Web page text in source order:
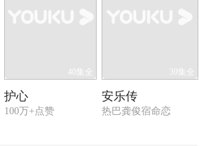
40集全
护心
100万+点赞
39集全
安乐传
热巴龚俊宿命恋